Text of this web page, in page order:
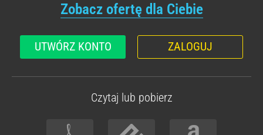
Zobacz ofertę dla Ciebie
UTWÓRZ KONTO ZALOGUJ
Czytaj lub pobierz